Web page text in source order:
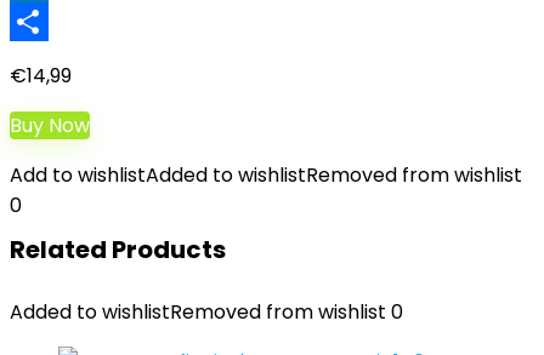
LinkedIn
€14,99
Buy Now
Add to wishlistAdded to wishlistRemoved from wishlist
0
Related Products
Added to wishlistRemoved from wishlist 0